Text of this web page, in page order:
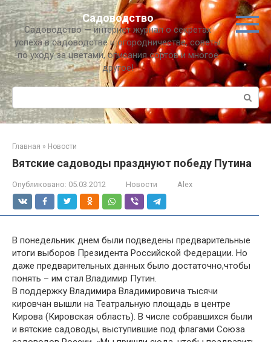
Перейти
к
контенту
Садоводство
Садоводство — интернет журнал о секретах
успеха в садоводстве и огородничестве, советы
по уходу за цветами, описания сортов и многое
другое!
Поиск:
Главная » Новости
Вятские садоводы празднуют победу Путина
Опубликовано: 05.03.2012 Новости Alex
В понедельник днем были подведены предварительные
итоги выборов Президента Российской Федерации. Но
даже предварительных данных было достаточно,чтобы
понять – им стал Владимир Путин.
В поддержку Владимира Владимировича тысячи
кировчан вышли на Театральную площадь в центре
Кирова (Кировская область). В числе собравшихся были
и вятские садоводы, выступившие под флагами Союза